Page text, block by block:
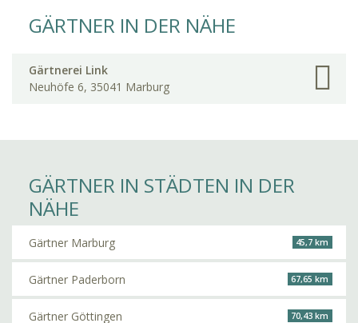
GÄRTNER IN DER NÄHE
Gärtnerei Link
Neuhöfe 6, 35041 Marburg
GÄRTNER IN STÄDTEN IN DER
NÄHE
Gärtner Marburg 45,7 km
Gärtner Paderborn 67,65 km
Gärtner Göttingen 70,43 km